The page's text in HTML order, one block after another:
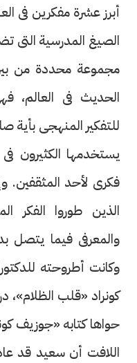
أبرز عشرة مفكرين فى
الصيغ المدرسية التى
مجموعة محددة من بين
الحديث فى
للتفكير المنهجى بأية
يستخدمها الكثيرون
فكرى لأحد
الذين طوروا الفكر
والمعرفى فيما يتصل
وكانت أطروحته
كونراد «قلب الظلام»،
حواها كتابه «جوزيف
اللافت أن سعيد قد